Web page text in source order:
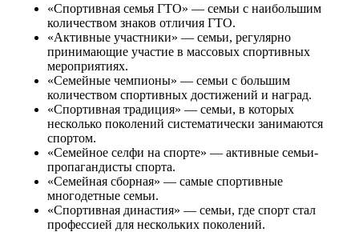
«Спортивная семья ГТО» — семьи с наибольшим
количеством знаков отличия ГТО.
«Активные участники» — семьи, регулярно
принимающие участие в массовых спортивных
мероприятиях.
«Семейные чемпионы» — семьи с большим
количеством спортивных достижений и наград.
«Спортивная традиция» — семьи, в которых
несколько поколений систематически занимаются
спортом.
«Семейное селфи на спорте» — активные семьи-
пропагандисты спорта.
«Семейная сборная» — самые спортивные
многодетные семьи.
«Спортивная династия» — семьи, где спорт стал
профессией для нескольких поколений.